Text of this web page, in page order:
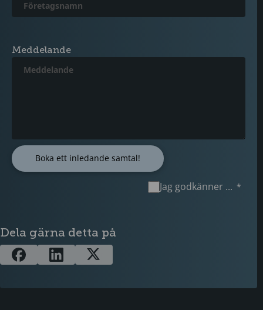
Meddelande
Boka ett inledande samtal!
Jag godkänner ...
Dela gärna detta på